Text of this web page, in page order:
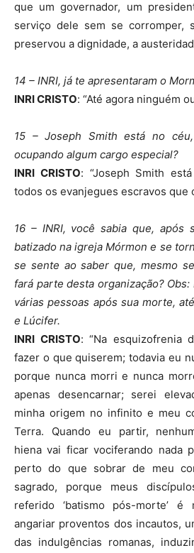
que um governador, um
serviço dele sem se corromper,
preservou a dignidade, a
14 – INRI, já te apresentaram o
INRI CRISTO: “Até agora ninguém
15 – Joseph Smith está no
ocupando algum cargo especial?
INRI CRISTO: “Joseph Smith
todos os evanjegues escravos que
16 – INRI, você sabia que, após
batizado na igreja Mórmon e se
se sente ao saber que, mesmo
fará parte desta organização?
várias pessoas após sua morte,
e Lúcifer.
INRI CRISTO: “Na esquizofrenia
fazer o que quiserem; todavia eu
porque nunca morri e nunca
apenas desencarnar; serei
minha origem no infinito e meu
Terra. Quando eu partir,
hiena vai ficar vociferando nada
perto do que sobrar de meu
sagrado, porque meus
referido ‘batismo pós-morte’
angariar proventos dos incautos,
das indulgências romanas,